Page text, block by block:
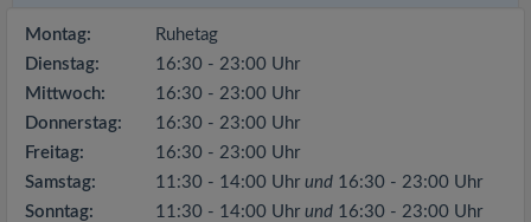
Montag:
Ruhetag
Dienstag:
16:30 - 23:00 Uhr
Mittwoch:
16:30 - 23:00 Uhr
Donnerstag:
16:30 - 23:00 Uhr
Freitag:
16:30 - 23:00 Uhr
Samstag:
11:30 - 14:00 Uhr und 16:30 - 23:00 Uhr
Sonntag:
11:30 - 14:00 Uhr und 16:30 - 23:00 Uhr